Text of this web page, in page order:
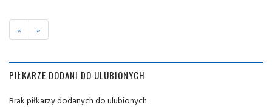
« »
PIŁKARZE DODANI DO ULUBIONYCH
Brak piłkarzy dodanych do ulubionych